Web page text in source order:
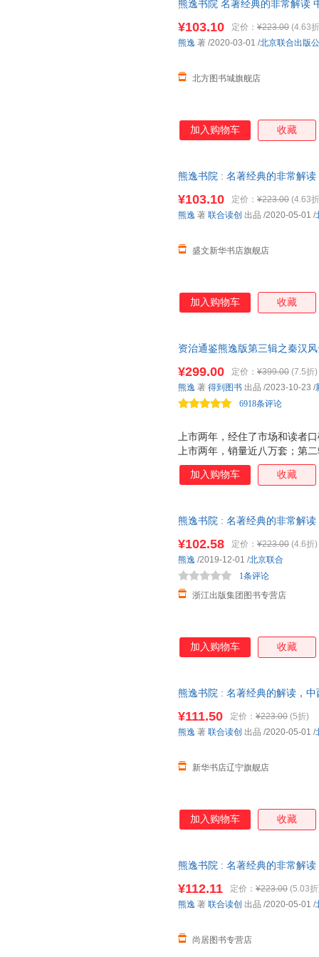
熊逸书院 名著经典的非常解读
仓就近发货 85%城市次日送达！
¥103.10 定价： ¥223.00 (4.63
北方图书城旗舰店
熊逸 著 /2020-03-01 /北京联合出版
加入购物车 收藏
熊逸书院 : 名著经典的非常解
¥103.10 定价： ¥223.00 (4.63
盛文新华书店旗舰店
熊逸 著 联合读创 出品 /2020-05-01 /
加入购物车 收藏
资治通鉴熊逸版第三辑之秦汉
纷纷登场，重大历史事件逐一
版《资治通鉴》，一起走进秦
上市两年，经住了市场和读者
上市两年，销量近八万套；第
分都在9分以上。 前两辑没读
汉兴的精彩历史，其中有你非
悉的这段历史重走一遍。 延续
的学术进展和考古发现，提出
本人更开阔，而你也可以站在
本人就是这套书最有力
¥299.00 定价： ¥399.00 (7.5折)
6918条评论
熊逸 著 得到图书 出品 /2023-10-23 /
加入购物车 收藏
熊逸书院 : 名著经典的非常解
¥102.58 定价： ¥223.00 (4.6折)
浙江出版集团图书专营店
1条评论
熊逸 /2019-12-01 /北京联合
加入购物车 收藏
熊逸书院 : 名著经典的解读，
¥111.50 定价： ¥223.00 (5折)
新华书店辽宁旗舰店
熊逸 著 联合读创 出品 /2020-05-01 /
加入购物车 收藏
熊逸书院 : 名著经典的非常解
¥112.11 定价： ¥223.00 (5.03
尚居图书专营店
熊逸 著 联合读创 出品 /2020-05-01 /